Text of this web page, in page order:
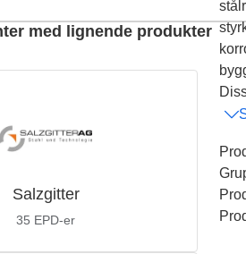
med lignende produkter
Salzgitter
35 EPD-er